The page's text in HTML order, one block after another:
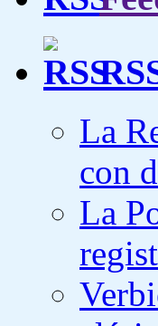
La
con
La